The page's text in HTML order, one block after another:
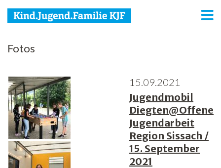
KJF
Jugend
Familie
Media
Agenda
Fotos
15.09.2021
Jugendmobil
Diegten@Offene
Jugendarbeit
Region Sissach /
15. September
2021